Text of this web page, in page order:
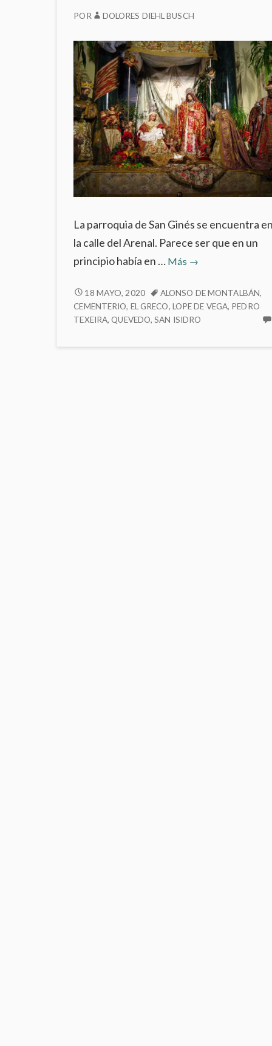
POR DOLORES DIEHL BUSCH
La parroquia de San Ginés se encuentra
la calle del Arenal. Parece ser que en un
principio había en … Más
Iglesia
San
Ginés
→
IGLESIA
DE
SAN
18 MAYO, 2020 ALONSO DE MONTALBÁN,
CEMENTERIO, EL GRECO, LOPE DE VEGA, PEDRO
TEXEIRA,QUEVEDO,SAN ISIDRO